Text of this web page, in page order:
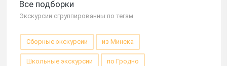
Все подборки
Экскурсии сгруппированны по тегам
Сборные экскурсии из Минска
Школьные экскурсии по Гродно